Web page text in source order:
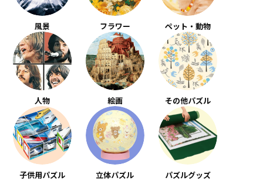
風景 フラワー ペット・動物
人物 絵画 その他パズル
子供用パズル 立体パズル パズルグッズ